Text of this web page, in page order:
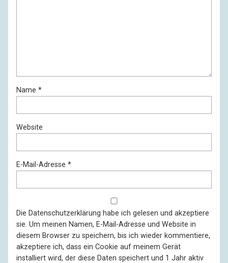
Name *
Website
E-Mail-Adresse *
Die Datenschutzerklärung habe ich gelesen und akzeptiere
sie. Um meinen Namen, E-Mail-Adresse und Website in
diesem Browser zu speichern, bis ich wieder kommentiere,
akzeptiere ich, dass ein Cookie auf meinem Gerät
installiert wird, der diese Daten speichert und 1 Jahr aktiv